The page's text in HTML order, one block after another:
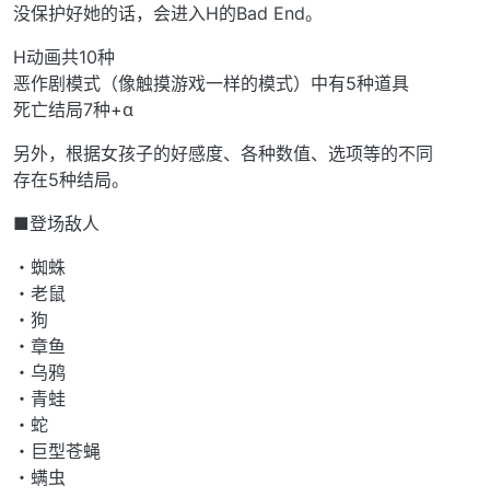
没保护好她的话，会进入H的Bad End。
H动画共10种
恶作剧模式（像触摸游戏一样的模式）中有5种道具
死亡结局7种+α
另外，根据女孩子的好感度、各种数值、选项等的不同
存在5种结局。
■登场敌人
・蜘蛛
・老鼠
・狗
・章鱼
・乌鸦
・青蛙
・蛇
・巨型苍蝇
・螨虫